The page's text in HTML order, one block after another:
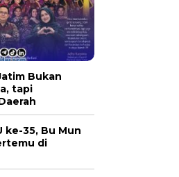
Bukan
tapi
ke-35, Bu Mun
di